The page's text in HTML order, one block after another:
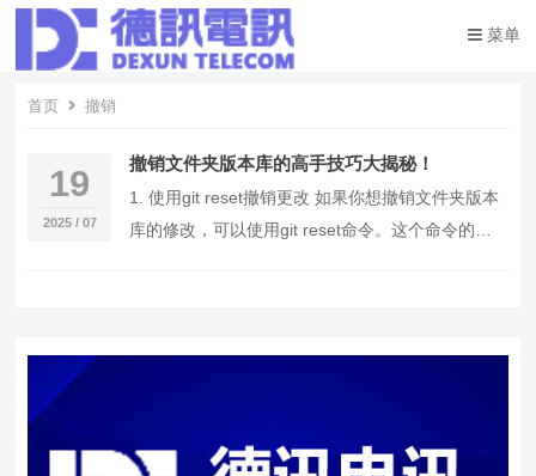
菜单
首页 撤销
19
2025 / 07
撤销文件夹版本库的高手技巧大揭秘！
1. 使用git reset撤销更改 如果你想撤销文件夹版本
库的修改，可以使用git reset命令。这个命令的好